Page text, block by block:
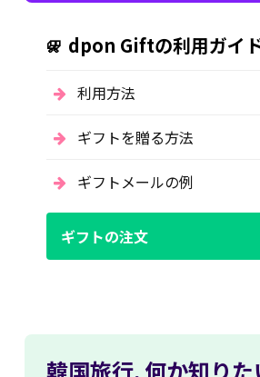
dpon Giftの利用ガイ
利用方法
ギフトを贈る方法
ギフトメールの例
ギフトの注文
韓国旅行, 何か知り